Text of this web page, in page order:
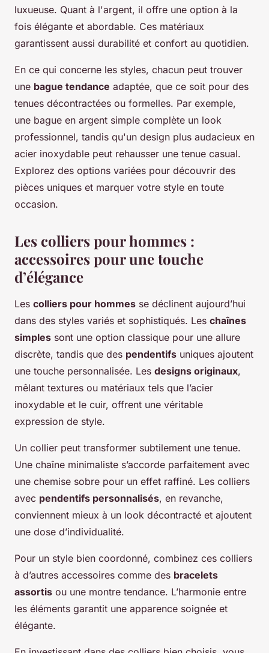
luxueuse. Quant à l'argent, il offre une option à la
fois élégante et abordable. Ces matériaux
garantissent aussi durabilité et confort au quotidien.
En ce qui concerne les styles, chacun peut trouver
une bague tendance adaptée, que ce soit pour des
tenues décontractées ou formelles. Par exemple,
une bague en argent simple complète un look
professionnel, tandis qu'un design plus audacieux en
acier inoxydable peut rehausser une tenue casual.
Explorez des options variées pour découvrir des
pièces uniques et marquer votre style en toute
occasion.
Les colliers pour hommes :
accessoires pour une touche
d’élégance
Les colliers pour hommes se déclinent aujourd’hui
dans des styles variés et sophistiqués. Les chaînes
simples sont une option classique pour une allure
discrète, tandis que des pendentifs uniques ajoutent
une touche personnalisée. Les designs originaux,
mêlant textures ou matériaux tels que l’acier
inoxydable et le cuir, offrent une véritable
expression de style.
Un collier peut transformer subtilement une tenue.
Une chaîne minimaliste s’accorde parfaitement avec
une chemise sobre pour un effet raffiné. Les colliers
avec pendentifs personnalisés, en revanche,
conviennent mieux à un look décontracté et ajoutent
une dose d’individualité.
Pour un style bien coordonné, combinez ces colliers
à d’autres accessoires comme des bracelets
assortis ou une montre tendance. L’harmonie entre
les éléments garantit une apparence soignée et
élégante.